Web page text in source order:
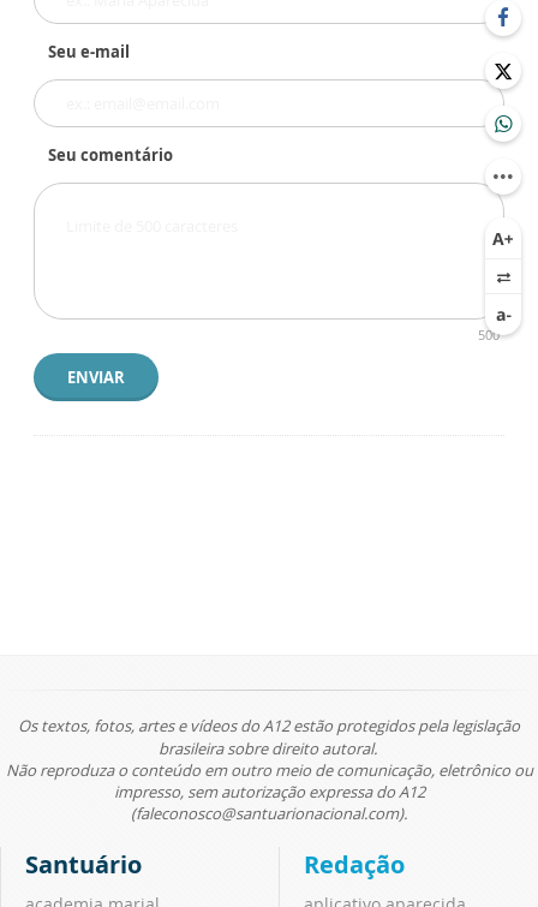
Seu e-mail
Seu comentário
500
ENVIAR
Os textos, fotos, artes e vídeos do A12 estão protegidos pela legislação
brasileira sobre direito autoral.
Não reproduza o conteúdo em outro meio de comunicação, eletrônico ou
impresso, sem autorização expressa do A12
(faleconosco@santuarionacional.com).
Santuário Redação